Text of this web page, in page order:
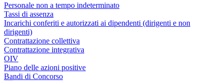
Personale non a tempo indeterminato
Tassi di assenza
Incarichi conferiti e autorizzati ai dipendenti (dirigenti e non
dirigenti)
Contrattazione collettiva
Contrattazione integrativa
OIV
Piano delle azioni positive
Bandi di Concorso